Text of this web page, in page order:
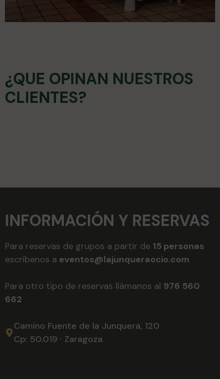
¿QUE OPINAN NUESTROS
CLIENTES?
INFORMACIÓN Y RESERVAS
Para reservas de grupos a partir de 15 personas
escríbenos a eventos@lajunqueraocio.com
Para otro tipo de reservas llámanos al 976 560
662
Camino Fuente de la Junquera, 120
Cp: 50.019 · Zaragoza